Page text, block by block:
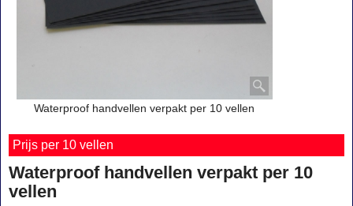
Waterproof handvellen verpakt per 10 vellen
Prijs per 10 vellen
Waterproof handvellen verpakt per 10
vellen